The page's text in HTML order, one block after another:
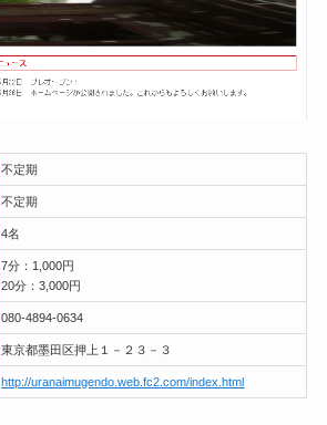
不定期
不定期
4名
7分：1,000円
20分：3,000円
080-4894-0634
東京都墨田区押上１－２３－３
http://uranaimugendo.web.fc2.com/index.html